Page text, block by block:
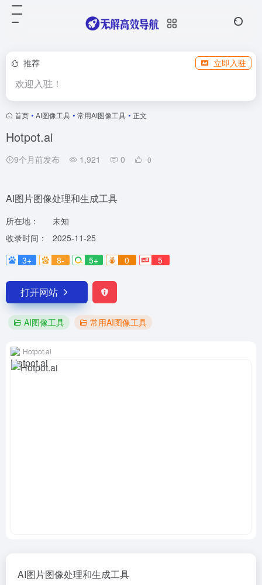
推荐 立即入驻
欢迎入驻！
首页 • AI图像工具 • 常用AI图像工具 • 正文
Hotpot.ai
9个月前发布 1,921 0 0
AI图片图像处理和生成工具
所在地：
未知
收录时间：
2025-11-25
3+
8- 5+ 0 5
打开网站
AI图像工具 常用AI图像工具
Hotpot.ai
AI图片图像处理和生成工具